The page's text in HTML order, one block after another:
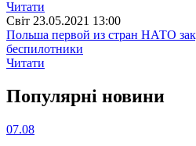
Читати
Свiт 23.05.2021 13:00
Польша первой из стран НАТО
беспилотники
Читати
Популярнi новини
07.08